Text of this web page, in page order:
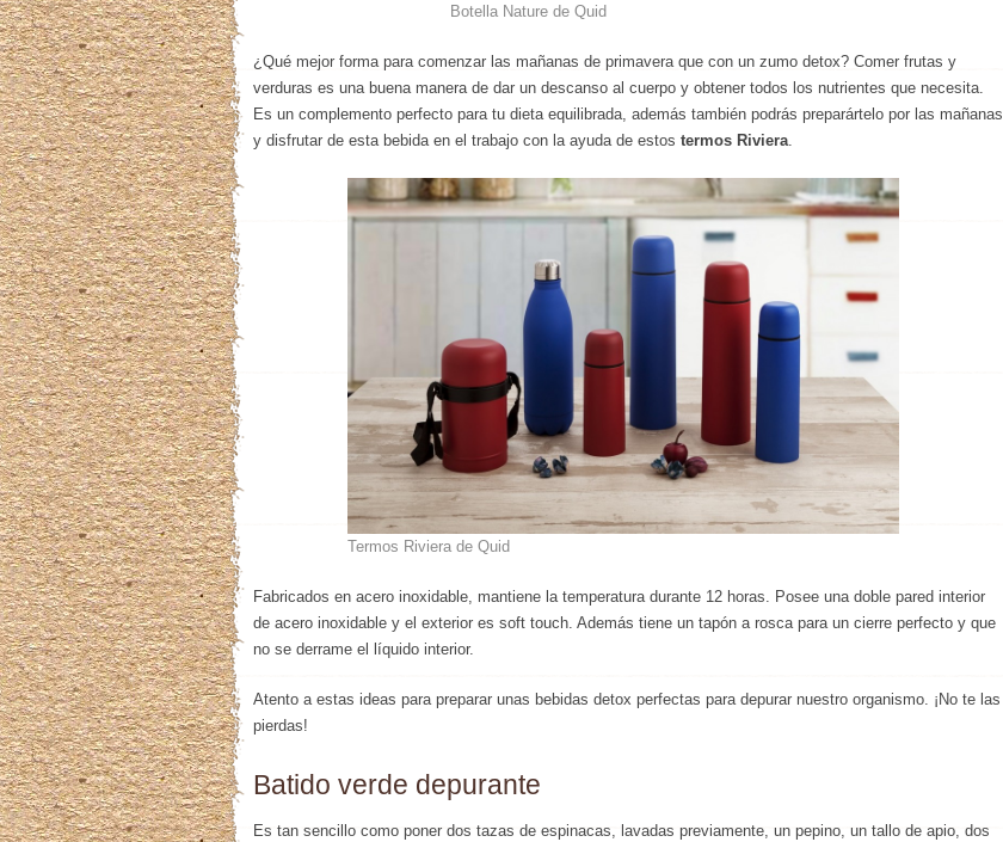
Botella Nature de Quid
¿Qué mejor forma para comenzar las mañanas de primavera que con un zumo detox? Comer frutas y
verduras es una buena manera de dar un descanso al cuerpo y obtener todos los nutrientes que necesita.
Es un complemento perfecto para tu dieta equilibrada, además también podrás preparártelo por las mañanas
y disfrutar de esta bebida en el trabajo con la ayuda de estos termos Riviera
Termos Riviera de Quid
Fabricados en acero inoxidable, mantiene la temperatura durante 12 horas. Posee una doble pared interior
de acero inoxidable y el exterior es soft touch. Además tiene un tapón a rosca para un cierre perfecto y que
no se derrame el líquido interior.
Atento a estas ideas para preparar unas bebidas detox perfectas para depurar nuestro organismo. ¡No te las
pierdas!
Batido verde depurante
Es tan sencillo como poner dos tazas de espinacas, lavadas previamente, un pepino, un tallo de apio, dos